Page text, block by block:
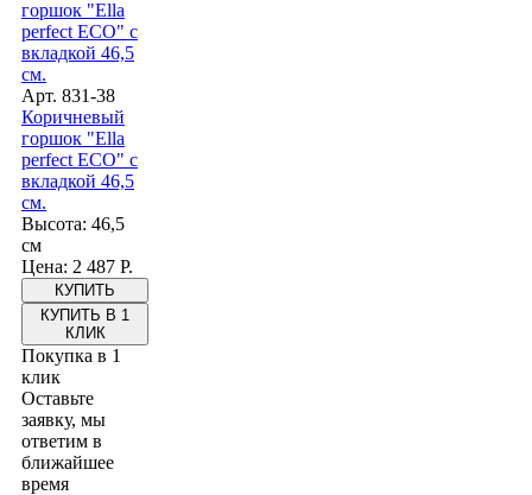
Арт. 831-38
Коричневый
горшок "Ella
perfect ECO" с
вкладкой 46,5
см.
Высота: 46,5
см
Цена: 2 487 Р.
КУПИТЬ В 1
КЛИК
Покупка в 1
клик
Оставьте
заявку, мы
ответим в
ближайшее
время